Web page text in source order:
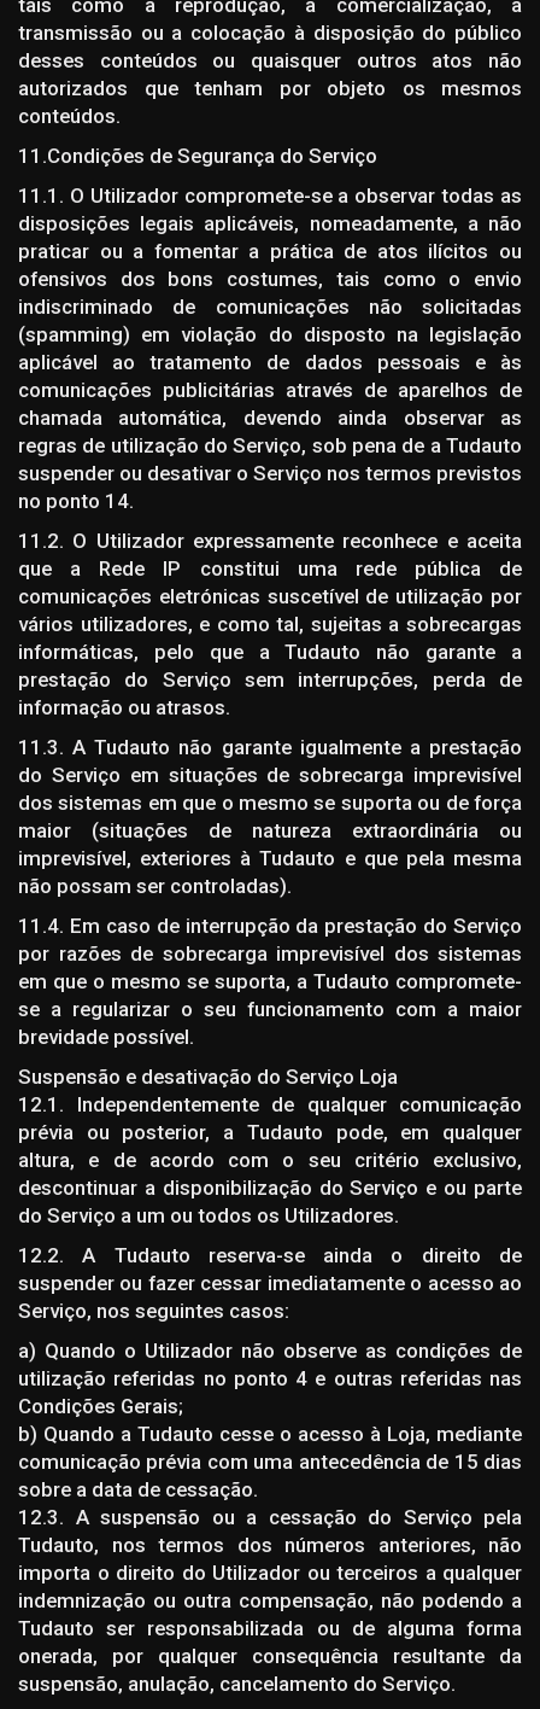
transmissão ou a colocação à disposição do público
desses conteúdos ou quaisquer outros atos não
autorizados que tenham por objeto os mesmos
conteúdos.
11.Condições de Segurança do Serviço
11.1. O Utilizador compromete-se a observar todas as
disposições legais aplicáveis, nomeadamente, a não
praticar ou a fomentar a prática de atos ilícitos ou
ofensivos dos bons costumes, tais como o envio
indiscriminado de comunicações não solicitadas
(spamming) em violação do disposto na legislação
aplicável ao tratamento de dados pessoais e às
comunicações publicitárias através de aparelhos de
chamada automática, devendo ainda observar as
regras de utilização do Serviço, sob pena de a Tudauto
suspender ou desativar o Serviço nos termos previstos
no ponto 14.
11.2. O Utilizador expressamente reconhece e aceita
que a Rede IP constitui uma rede pública de
comunicações eletrónicas suscetível de utilização por
vários utilizadores, e como tal, sujeitas a sobrecargas
informáticas, pelo que a Tudauto não garante a
prestação do Serviço sem interrupções, perda de
informação ou atrasos.
11.3. A Tudauto não garante igualmente a prestação
do Serviço em situações de sobrecarga imprevisível
dos sistemas em que o mesmo se suporta ou de força
maior (situações de natureza extraordinária ou
imprevisível, exteriores à Tudauto e que pela mesma
não possam ser controladas).
11.4. Em caso de interrupção da prestação do Serviço
por razões de sobrecarga imprevisível dos sistemas
em que o mesmo se suporta, a Tudauto compromete-
se a regularizar o seu funcionamento com a maior
brevidade possível.
Suspensão e desativação do Serviço Loja
12.1. Independentemente de qualquer comunicação
prévia ou posterior, a Tudauto pode, em qualquer
altura, e de acordo com o seu critério exclusivo,
descontinuar a disponibilização do Serviço e ou parte
do Serviço a um ou todos os Utilizadores.
12.2. A Tudauto reserva-se ainda o direito de
suspender ou fazer cessar imediatamente o acesso ao
Serviço, nos seguintes casos:
a) Quando o Utilizador não observe as condições de
utilização referidas no ponto 4 e outras referidas nas
Condições Gerais;
b) Quando a Tudauto cesse o acesso à Loja, mediante
comunicação prévia com uma antecedência de 15 dias
sobre a data de cessação.
12.3. A suspensão ou a cessação do Serviço pela
Tudauto, nos termos dos números anteriores, não
importa o direito do Utilizador ou terceiros a qualquer
indemnização ou outra compensação, não podendo a
Tudauto ser responsabilizada ou de alguma forma
onerada, por qualquer consequência resultante da
suspensão, anulação, cancelamento do Serviço.